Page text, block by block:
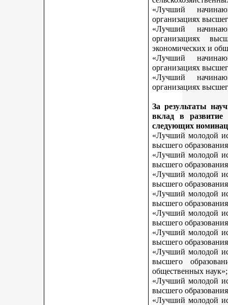
«Лучший
организациях
«Лучший
организациях
экономических и
«Лучший
организациях
«Лучший
организациях
За результаты
вклад в развитие
следующих
«Лучший молодой
высшего
«Лучший молодой
высшего
«Лучший молодой
высшего
«Лучший молодой
высшего
«Лучший молодой
высшего
«Лучший молодой
высшего
«Лучший молодой
высшего
общественных наук»;
«Лучший молодой
высшего
«Лучший молодой